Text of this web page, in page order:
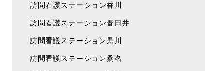
訪問看護ステーション香川
訪問看護ステーション春日井
訪問看護ステーション黒川
訪問看護ステーション桑名